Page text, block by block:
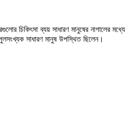
চিকিৎসা ব্যয় সাধারণ মানুষের নাগালের মধ্যে
সাধারণ মানুষ উপস্থিত ছিলেন।